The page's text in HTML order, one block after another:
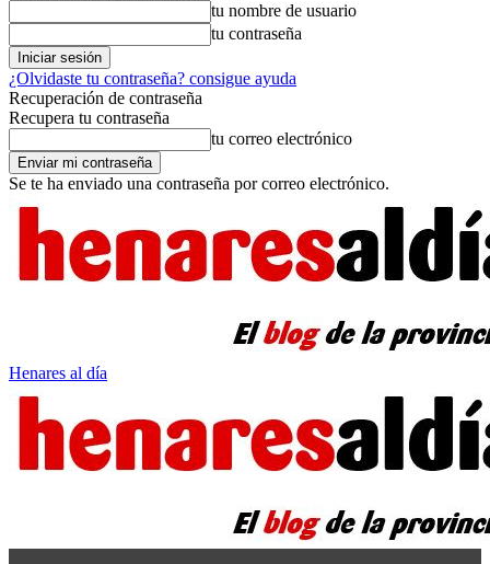
tu nombre de usuario
tu contraseña
¿Olvidaste tu contraseña? consigue ayuda
Recuperación de contraseña
Recupera tu contraseña
tu correo electrónico
Se te ha enviado una contraseña por correo electrónico.
Henares al día